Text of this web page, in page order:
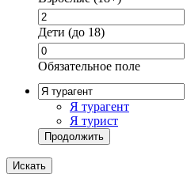
Дети (до 18)
Обязательное поле
Я турагент
Я турист
Продолжить
Искать